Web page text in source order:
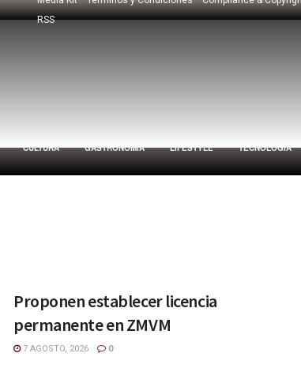
RSS
CULTURA GASTRONOMÍA LIFESTYLE TECNOLOGÍA
Proponen establecer licencia
permanente en ZMVM
7 AGOSTO, 2026 0